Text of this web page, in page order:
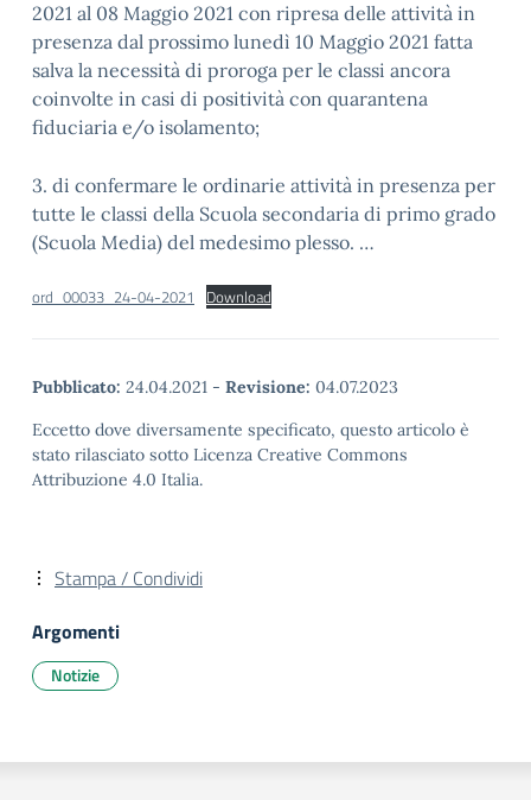
2021 al 08 Maggio 2021 con ripresa delle attività in
presenza dal prossimo lunedì 10 Maggio 2021 fatta
salva la necessità di proroga per le classi ancora
coinvolte in casi di positività con quarantena
fiduciaria e/o isolamento;
3. di confermare le ordinarie attività in presenza per
tutte le classi della Scuola secondaria di primo grado
(Scuola Media) del medesimo plesso. …
ord_00033_24-04-2021 Download
Pubblicato: 24.04.2021 - Revisione: 04.07.2023
Eccetto dove diversamente specificato, questo articolo è
stato rilasciato sotto Licenza Creative Commons
Attribuzione 4.0 Italia.
Stampa / Condividi
Argomenti
Notizie